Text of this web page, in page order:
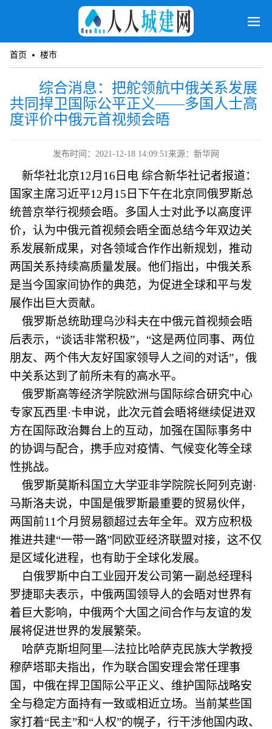
首页 楼市
综合消息：把舵领航中俄关系发展
共同捍卫国际公平正义——多国人士高
度评价中俄元首视频会晤
发布时间：2021-12-18 14:09:51来源：新华网
新华社北京12月16日电 综合新华社记者报道：
国家主席习近平12月15日下午在北京同俄罗斯总
统普京举行视频会晤。多国人士对此予以高度评
价，认为中俄元首视频会晤全面总结今年双边关
系发展新成果，对各领域合作作出新规划，推动
两国关系持续高质量发展。他们指出，中俄关系
是当今国家间协作的典范，为促进全球和平与发
展作出巨大贡献。
俄罗斯总统助理乌沙科夫在中俄元首视频会晤
后表示，“谈话非常积极”，“这是两位同事、两位
朋友、两个伟大友好国家领导人之间的对话”，俄
中关系达到了前所未有的高水平。
俄罗斯高等经济学院欧洲与国际综合研究中心
专家瓦西里·卡申说，此次元首会晤将继续促进双
方在国际政治舞台上的互动，加强在国际事务中
的协调与配合，携手应对疫情、气候变化等全球
性挑战。
俄罗斯莫斯科国立大学亚非学院院长阿列克谢·
马斯洛夫说，中国是俄罗斯最重要的贸易伙伴，
两国前11个月贸易额超过去年全年。双方应积极
推进共建“一带一路”同欧亚经济联盟对接，这不仅
是区域化进程，也有助于全球化发展。
白俄罗斯中白工业园开发公司第一副总经理科
罗捷耶夫表示，中俄两国领导人的会晤对世界有
着巨大影响，中俄两个大国之间合作与友谊的发
展将促进世界的发展繁荣。
哈萨克斯坦阿里—法拉比哈萨克民族大学教授
穆萨塔耶夫指出，作为联合国安理会常任理事
国，中俄在捍卫国际公平正义、维护国际战略安
全与稳定方面持有一致或相近立场。当前某些国
家打着“民主”和“人权”的幌子，行干涉他国内政、